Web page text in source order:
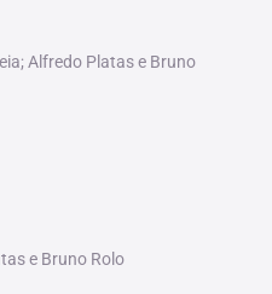
Alfredo Platas e Bruno
e Bruno Rolo